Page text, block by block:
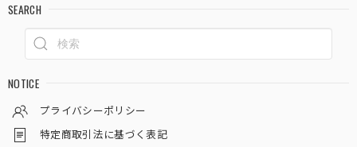
SEARCH
NOTICE
プライバシーポリシー
特定商取引法に基づく表記